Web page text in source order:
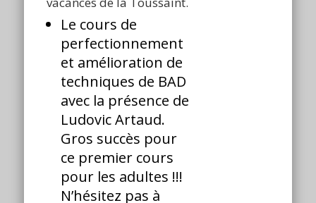
Le cours de
perfectionnement
et amélioration de
techniques de BAD
avec la présence de
Ludovic Artaud.
Gros succès pour
ce premier cours
pour les adultes !!!
N’hésitez pas à